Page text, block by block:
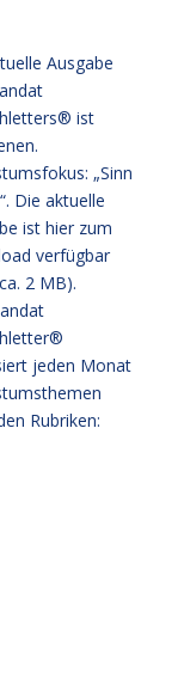
Ausgabe
ist
„Sinn
Die aktuelle
ist hier zum
verfügbar
2 MB).
jeden Monat
Rubriken: